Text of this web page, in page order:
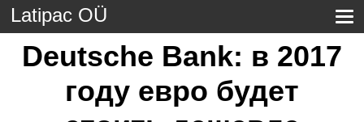
Latipac OÜ
Deutsche Bank: в 2017
году евро будет